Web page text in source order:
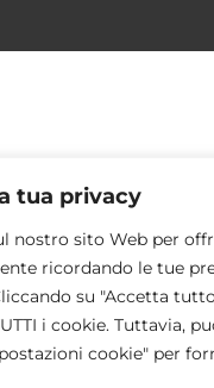
tua privacy
nostro sito Web per
ricordando le tue
su "Accetta
i cookie. Tuttavia,
cookie" per